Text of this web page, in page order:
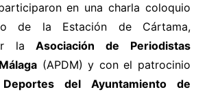
en una charla coloquio
de la Estación de Cártama,
laAsociación de Periodistas
(APDM) y con el patrocinio
del Ayuntamiento de